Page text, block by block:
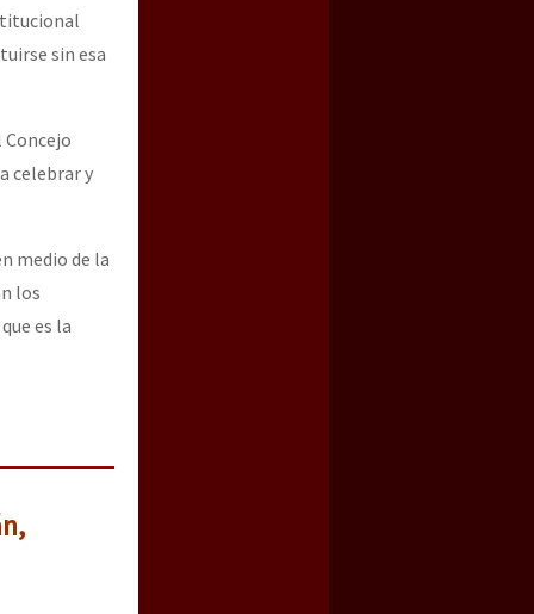
sin esa
celebrar y
medio de la
los
es la